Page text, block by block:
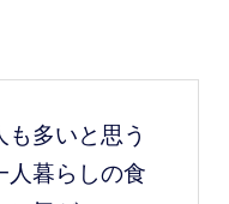
多いと思う
人暮らしの食